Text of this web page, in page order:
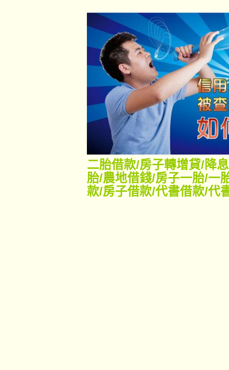
二胎借款/房子轉增貸/降
胎/農地借錢/房子一胎/一
款/房子借款/代書借款/代